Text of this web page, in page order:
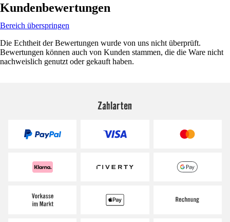
Kundenbewertungen
Bereich überspringen
Die Echtheit der Bewertungen wurde von uns nicht überprüft.
Bewertungen können auch von Kunden stammen, die die Ware nicht
nachweislich genutzt oder gekauft haben.
Zahlarten